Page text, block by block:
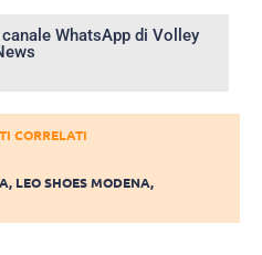
WhatsApp di Volley
CORRELATI
, LEO SHOES MODENA,